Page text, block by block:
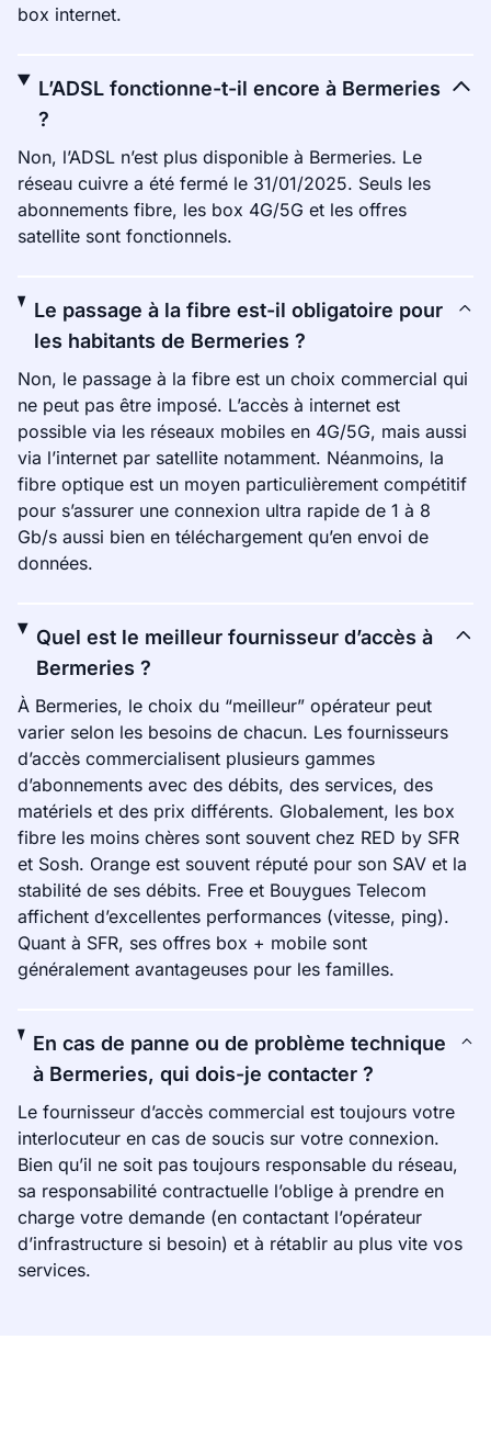
box internet.
L’ADSL fonctionne-t-il encore à Bermeries
?
Non, l’ADSL n’est plus disponible à Bermeries. Le
réseau cuivre a été fermé le 31/01/2025. Seuls les
abonnements fibre, les box 4G/5G et les offres
satellite sont fonctionnels.
Le passage à la fibre est-il obligatoire pour
les habitants de Bermeries ?
Non, le passage à la fibre est un choix commercial qui
ne peut pas être imposé. L’accès à internet est
possible via les réseaux mobiles en 4G/5G, mais aussi
via l’internet par satellite notamment. Néanmoins, la
fibre optique est un moyen particulièrement compétitif
pour s’assurer une connexion ultra rapide de 1 à 8
Gb/s aussi bien en téléchargement qu’en envoi de
données.
Quel est le meilleur fournisseur d’accès à
Bermeries ?
À Bermeries, le choix du “meilleur” opérateur peut
varier selon les besoins de chacun. Les fournisseurs
d’accès commercialisent plusieurs gammes
d’abonnements avec des débits, des services, des
matériels et des prix différents. Globalement, les box
fibre les moins chères sont souvent chez RED by SFR
et Sosh. Orange est souvent réputé pour son SAV et la
stabilité de ses débits. Free et Bouygues Telecom
affichent d’excellentes performances (vitesse, ping).
Quant à SFR, ses offres box + mobile sont
généralement avantageuses pour les familles.
En cas de panne ou de problème technique
à Bermeries, qui dois-je contacter ?
Le fournisseur d’accès commercial est toujours votre
interlocuteur en cas de soucis sur votre connexion.
Bien qu’il ne soit pas toujours responsable du réseau,
sa responsabilité contractuelle l’oblige à prendre en
charge votre demande (en contactant l’opérateur
d’infrastructure si besoin) et à rétablir au plus vite vos
services.